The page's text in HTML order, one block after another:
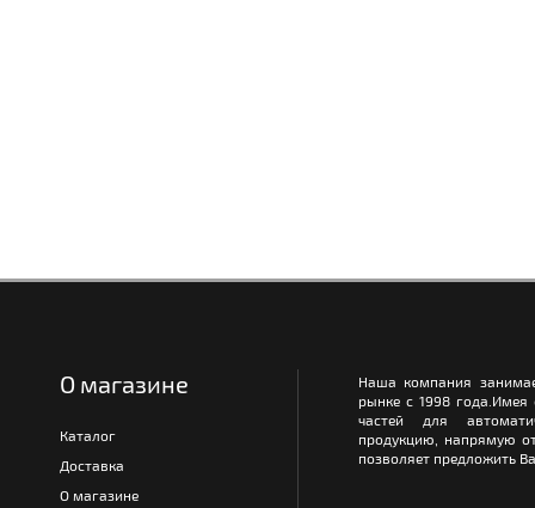
О магазине
Каталог
Доставка
О магазине
Наша компания
рынке с 1998
частей для
продукцию, напрямую
позволяет предложить